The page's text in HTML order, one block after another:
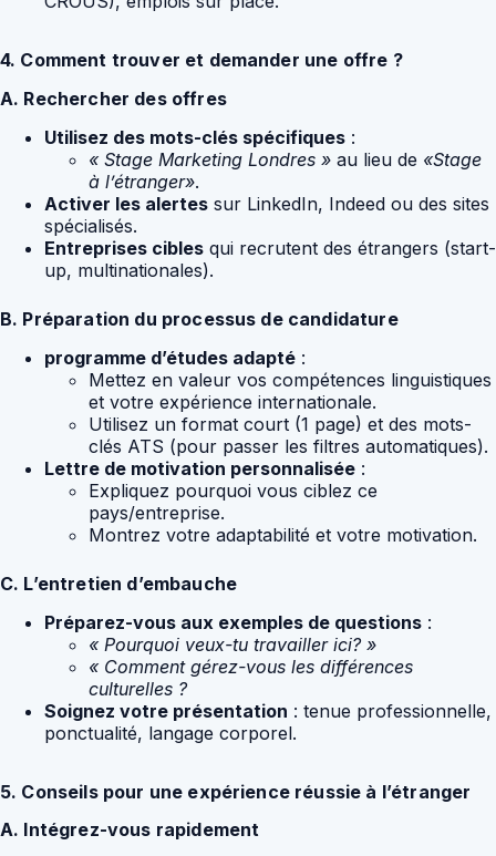
4. Comment trouver et demander une offre ?
A. Rechercher des offres
Utilisez des mots-clés spécifiques :
« Stage Marketing Londres » au lieu de «Stage
à l’étranger».
Activer les alertes sur LinkedIn, Indeed ou des sites
spécialisés.
Entreprises cibles qui recrutent des étrangers (start-
up, multinationales).
B. Préparation du processus de candidature
programme d’études adapté :
Mettez en valeur vos compétences linguistiques
et votre expérience internationale.
Utilisez un format court (1 page) et des mots-
clés ATS (pour passer les filtres automatiques).
Lettre de motivation personnalisée :
Expliquez pourquoi vous ciblez ce
pays/entreprise.
Montrez votre adaptabilité et votre motivation.
C. L’entretien d’embauche
Préparez-vous aux exemples de questions :
« Pourquoi veux-tu travailler ici? »
« Comment gérez-vous les différences
culturelles ?
Soignez votre présentation : tenue professionnelle,
ponctualité, langage corporel.
5. Conseils pour une expérience réussie à l’étranger
A. Intégrez-vous rapidement